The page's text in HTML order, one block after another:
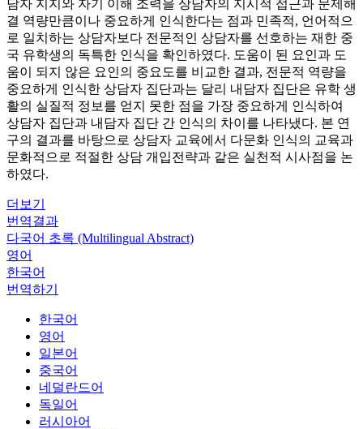
담자 지지와 자기 이해 조력을 상담자의 지시적 접근과 문제해
결 역량만큼이나 중요하게 인식한다는 점과 민족적, 언어적으
로 일치하는 상담자보다 전문적인 상담자를 선호하는 재한 중
국 유학생의 독특한 인식을 확인하였다. 도움이 된 요인과 도
움이 되지 않은 요인의 중요도를 비교한 결과, 전문적 역량을
중요하게 인식한 상담자 집단과는 달리 내담자 집단은 유학 생
활의 실질적 정보를 얻지 못한 점을 가장 중요하게 인식하여
상담자 집단과 내담자 집단 간 인식의 차이를 나타냈다. 본 연
구의 결과를 바탕으로 상담자 교육에서 다문화 인식의 교육과
문화적으로 적절한 상담 개입전략과 같은 실천적 시사점을 논
하였다.
더보기
번역결과
다국어 초록 (Multilingual Abstract)
영어
한국어
번역하기
한국어
영어
일본어
중국어
네덜란드어
독일어
러시아어